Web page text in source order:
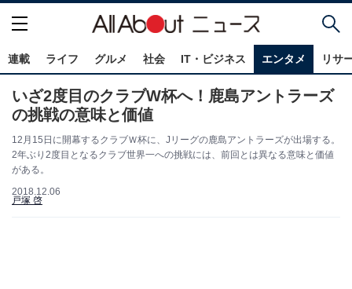
連載 ライフ グルメ 社会 IT・ビジネス エンタメ リサ
いざ2度目のクラブW杯へ！鹿島アントラーズ
の挑戦の意味と価値
12月15日に開幕するクラブＷ杯に、Jリーグの鹿島アントラーズが出場する。
2年ぶり2度目となるクラブ世界一への挑戦には、前回とは異なる意味と価値
がある。
2018.12.06
戸塚 啓